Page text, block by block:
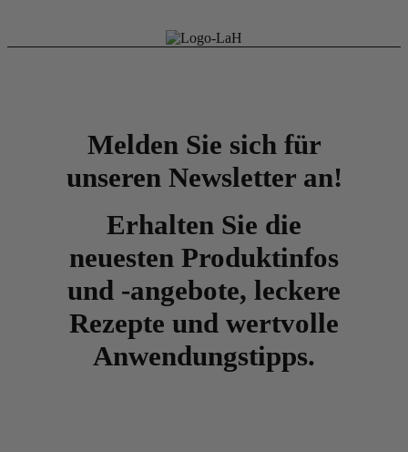
Melden Sie sich für
unseren Newsletter an!
Erhalten Sie die
neuesten Produktinfos
und -angebote, leckere
Rezepte und wertvolle
Anwendungstipps.